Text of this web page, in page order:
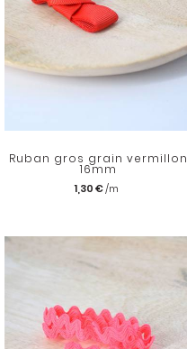
Ruban gros grain vermillon
16mm
1,30 €